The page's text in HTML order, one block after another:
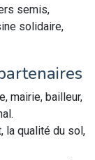
semis,
solidaire,
mairie, bailleur,
la qualité du sol,